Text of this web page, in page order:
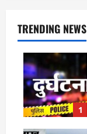
TRENDING NEWS
1